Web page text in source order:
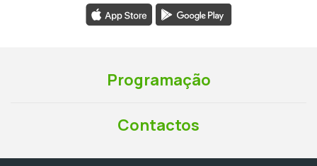
Programação
Contactos